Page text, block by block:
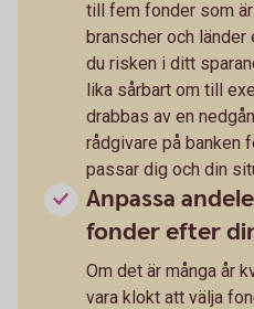
till fem fonder som
branscher och
du risken i ditt
lika sårbart om till
drabbas av en
rådgivare på banken
passar dig och din
Anpassa
fonder efter
Om det är många år
vara klokt att välja